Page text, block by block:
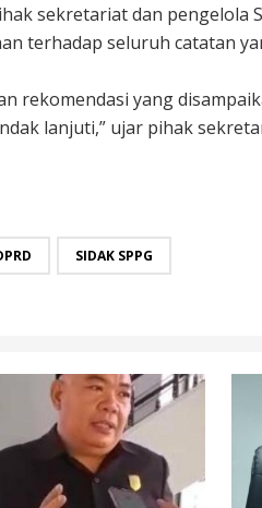
sekretariat dan pengelola
terhadap seluruh catatan
rekomendasi yang
lanjuti,” ujar pihak
SIDAK SPPG